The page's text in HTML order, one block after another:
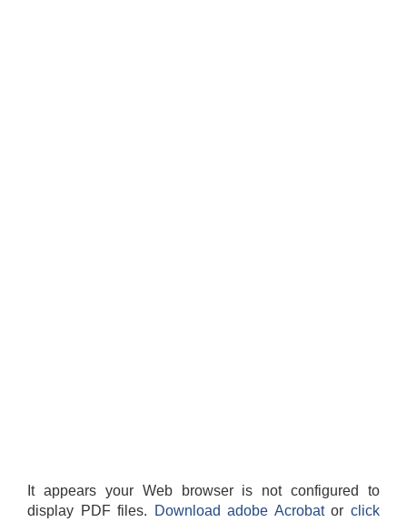
It appears your Web browser is not configured to
display PDF files.
Download adobe Acrobatorclick